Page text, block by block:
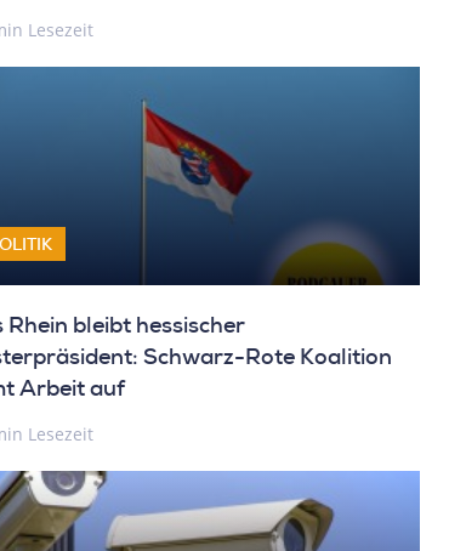
Lesezeit
Rhein bleibt hessischer
Schwarz-Rote Koalition
Arbeit auf
Lesezeit